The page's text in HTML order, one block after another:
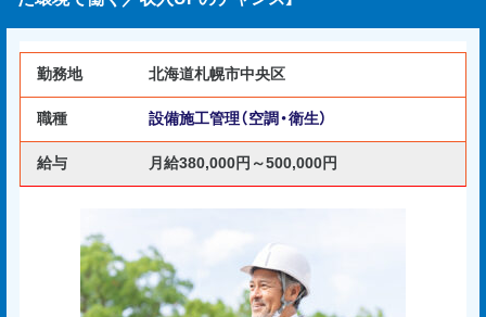
勤務地 北海道札幌市中央区
職種 設備施工管理（空調・衛生）
給与 月給380,000円～500,000円